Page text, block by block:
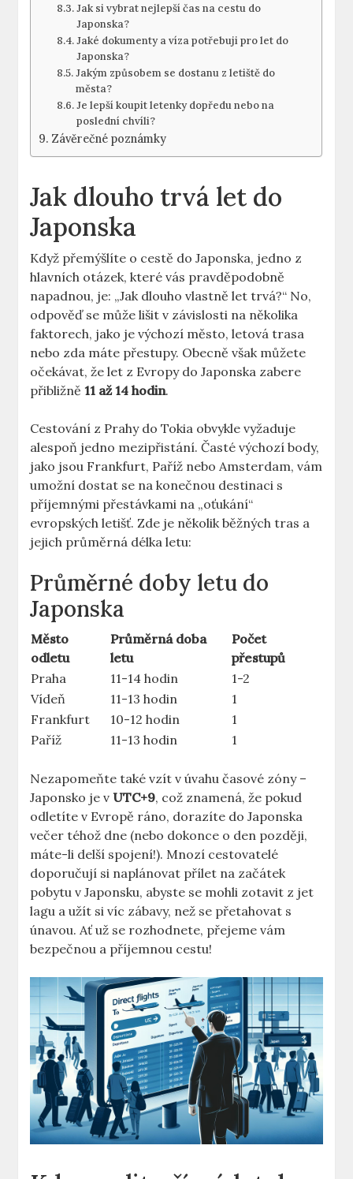
Jak si vybrat nejlepší čas na cestu do
Japonska?
Jaké dokumenty a víza potřebuji pro let do
Japonska?
Jakým způsobem se dostanu z letiště do
města?
Je lepší koupit letenky dopředu nebo na
poslední chvíli?
Závěrečné poznámky
Jak dlouho trvá let do
Japonska
Když přemýšlíte o cestě do Japonska, jedno z
hlavních otázek, které vás pravděpodobně
napadnou, je: „Jak dlouho vlastně let trvá?“ No,
odpověď se může lišit v závislosti na několika
faktorech, jako je výchozí město, letová trasa
nebo zda máte přestupy. Obecně však můžete
očekávat, že let z Evropy do Japonska zabere
přibližně 11 až 14 hodin.
Cestování z Prahy do Tokia obvykle vyžaduje
alespoň jedno mezipřistání. Časté výchozí body,
jako jsou Frankfurt, Paříž nebo Amsterdam, vám
umožní dostat se na konečnou destinaci s
příjemnými přestávkami na „oťukání“
evropských letišť. Zde je několik běžných tras a
jejich průměrná délka letu:
Průměrné doby letu do
Japonska
Město
odletu
Průměrná doba
letu
Počet
přestupů
Praha
11-14 hodin
1-2
Vídeň
11-13 hodin
1
Frankfurt
10-12 hodin
1
Paříž
11-13 hodin 1
Nezapomeňte také vzít v úvahu časové zóny –
Japonsko je v UTC+9, což znamená, že pokud
odletíte v Evropě ráno, dorazíte do Japonska
večer téhož dne (nebo dokonce o den později,
máte-li delší spojení!). Mnozí cestovatelé
doporučují si naplánovat přílet na začátek
pobytu v Japonsku, abyste se mohli zotavit z jet
lagu a užít si víc zábavy, než se přetahovat s
únavou. Ať už se rozhodnete, přejeme vám
bezpečnou a příjemnou cestu!